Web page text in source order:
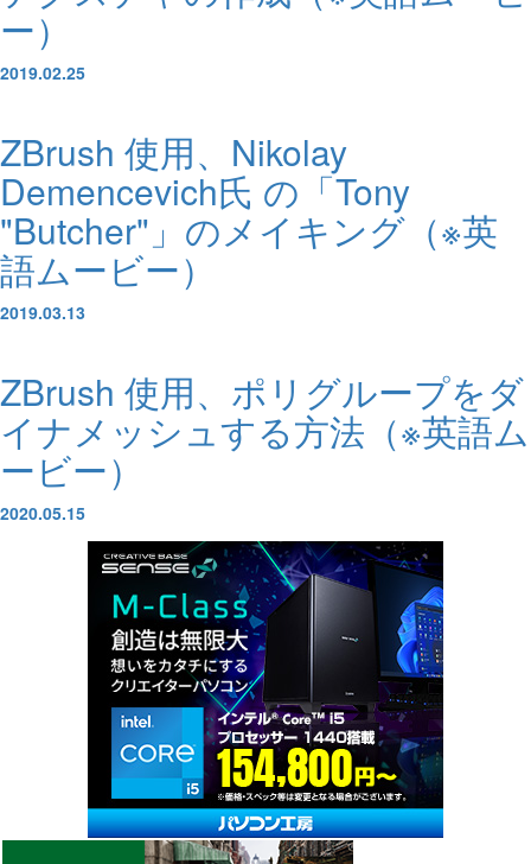
ー）
2019.02.25
ZBrush 使用、Nikolay
Demencevich氏 の「Tony
"Butcher"」のメイキング（※英
語ムービー）
2019.03.13
ZBrush 使用、ポリグループをダ
イナメッシュする方法（※英語ム
ービー）
2020.05.15